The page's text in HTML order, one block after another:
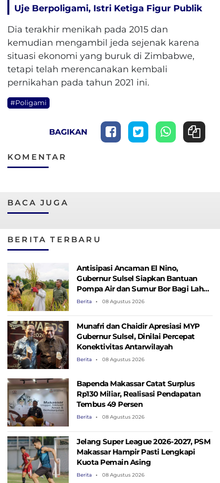
Uje Berpoligami, Istri Ketiga Figur Publik
Dia terakhir menikah pada 2015 dan
kemudian mengambil jeda sejenak karena
situasi ekonomi yang buruk di Zimbabwe,
tetapi telah merencanakan kembali
pernikahan pada tahun 2021 ini.
#Poligami
BAGIKAN
KOMENTAR
BACA JUGA
BERITA TERBARU
Antisipasi Ancaman El Nino,
Gubernur Sulsel Siapkan Bantuan
Pompa Air dan Sumur Bor Bagi Lahan
Pertanian
Berita 08 Agustus 2026
Munafri dan Chaidir Apresiasi MYP
Gubernur Sulsel, Dinilai Percepat
Konektivitas Antarwilayah
Berita 08 Agustus 2026
Bapenda Makassar Catat Surplus
Rp130 ​​Miliar, Realisasi Pendapatan
Tembus 49 Persen
Berita 08 Agustus 2026
Jelang Super League 2026-2027, PSM
Makassar Hampir Pasti Lengkapi
Kuota Pemain Asing
Berita 08 Agustus 2026